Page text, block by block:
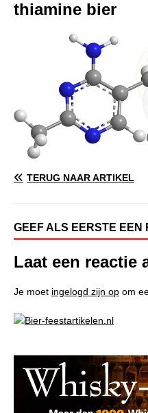
thiamine bier
TERUG NAAR ARTIKEL
GEEF ALS EERSTE EEN
Laat een reactie
Je moet ingelogd zijn op om